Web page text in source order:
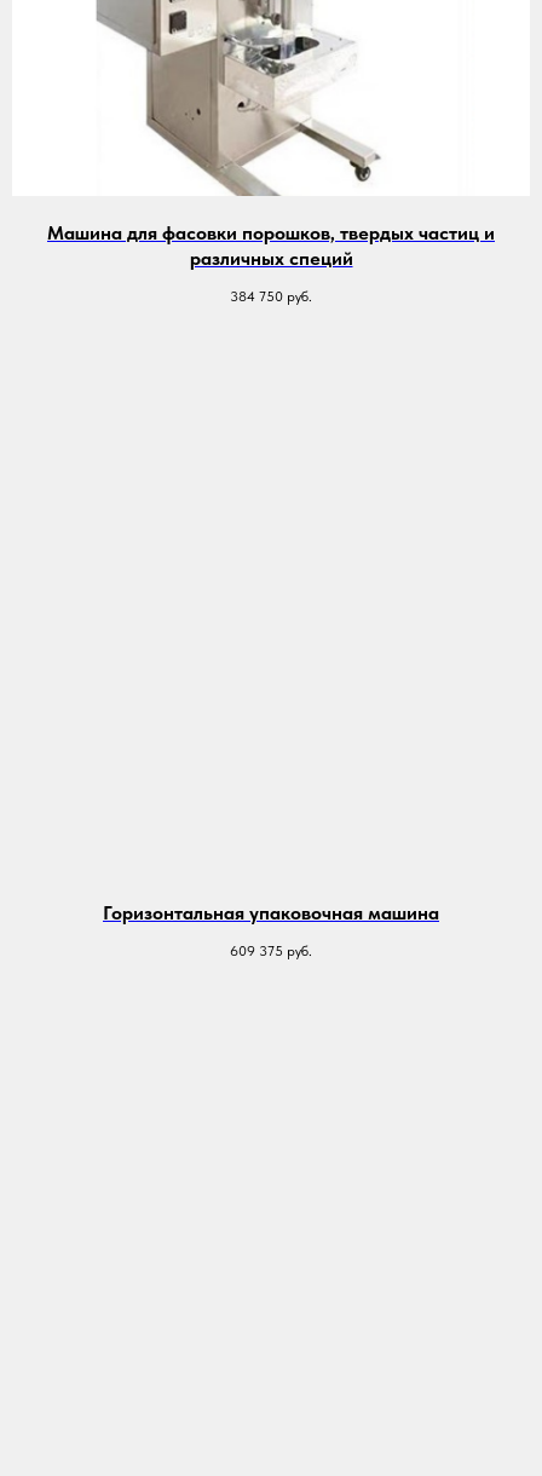
Машина для фасовки порошков, твердых частиц и
различных специй
384 750 руб.
Горизонтальная упаковочная машина
609 375 руб.